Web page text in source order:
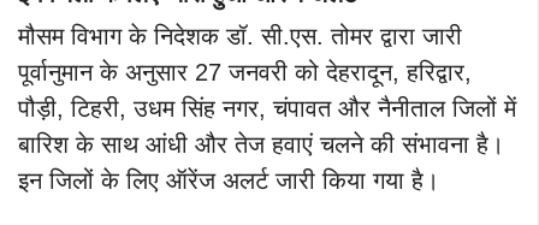
मौसम विभाग के निदेशक डॉ. सी.एस. तोमर द्वारा जारी
पूर्वानुमान के अनुसार 27 जनवरी को देहरादून, हरिद्वार,
पौड़ी, टिहरी, उधम सिंह नगर, चंपावत और नैनीताल जिलों में
बारिश के साथ आंधी और तेज हवाएं चलने की संभावना है।
इन जिलों के लिए ऑरेंज अलर्ट जारी किया गया है।